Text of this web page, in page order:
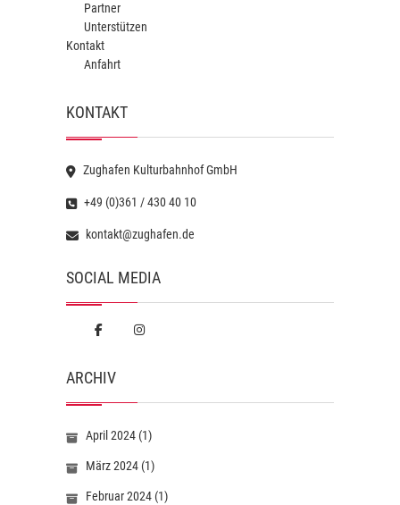
Partner
Unterstützen
Kontakt
Anfahrt
KONTAKT
Zughafen Kulturbahnhof GmbH
+49 (0)361 / 430 40 10
kontakt@zughafen.de
SOCIAL MEDIA
ARCHIV
April 2024 (1)
März 2024 (1)
Februar 2024 (1)